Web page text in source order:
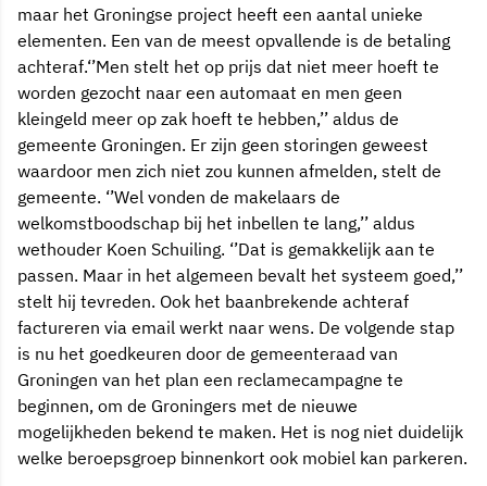
maar het Groningse project heeft een aantal unieke
elementen. Een van de meest opvallende is de betaling
achteraf.‘’Men stelt het op prijs dat niet meer hoeft te
worden gezocht naar een automaat en men geen
kleingeld meer op zak hoeft te hebben,’’ aldus de
gemeente Groningen. Er zijn geen storingen geweest
waardoor men zich niet zou kunnen afmelden, stelt de
gemeente. ‘’Wel vonden de makelaars de
welkomstboodschap bij het inbellen te lang,’’ aldus
wethouder Koen Schuiling. ‘’Dat is gemakkelijk aan te
passen. Maar in het algemeen bevalt het systeem goed,’’
stelt hij tevreden. Ook het baanbrekende achteraf
factureren via email werkt naar wens. De volgende stap
is nu het goedkeuren door de gemeenteraad van
Groningen van het plan een reclamecampagne te
beginnen, om de Groningers met de nieuwe
mogelijkheden bekend te maken. Het is nog niet duidelijk
welke beroepsgroep binnenkort ook mobiel kan parkeren.